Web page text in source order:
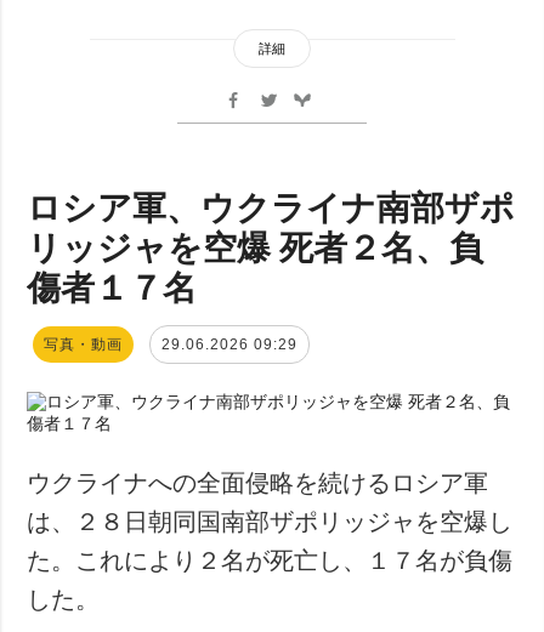
詳細
ロシア軍、ウクライナ南部ザポ
リッジャを空爆 死者２名、負
傷者１７名
写真・動画 29.06.2026 09:29
ウクライナへの全面侵略を続けるロシア軍
は、２８日朝同国南部ザポリッジャを空爆し
た。これにより２名が死亡し、１７名が負傷
した。